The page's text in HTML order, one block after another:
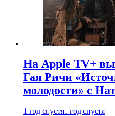
На Apple TV+
Гая Ричи
молодости» с
1 год спустя1 год спустя